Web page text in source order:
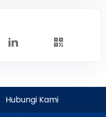
Hubungi Kami